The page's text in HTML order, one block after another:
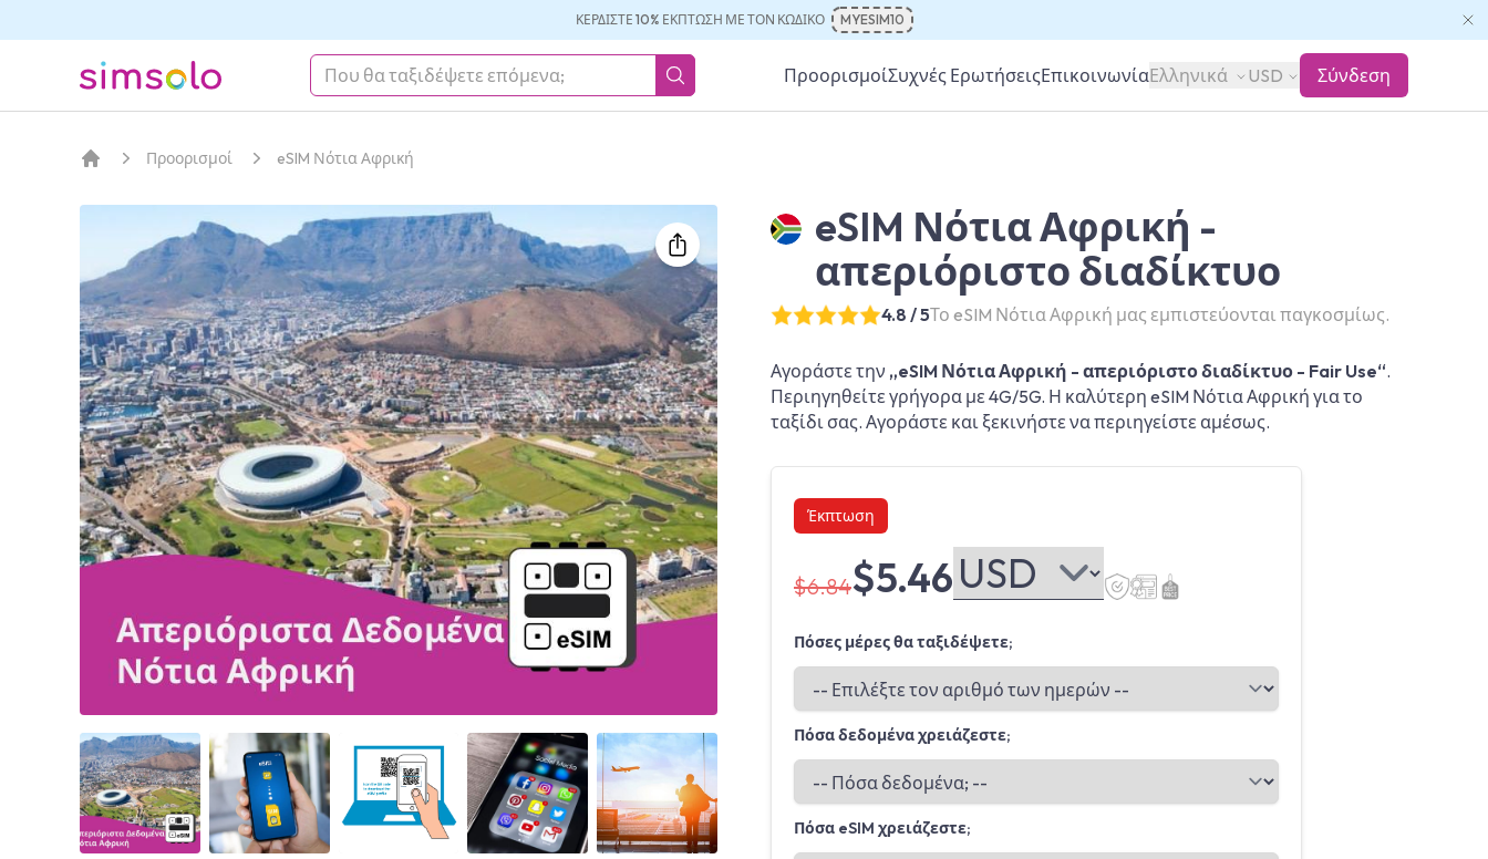
ΚΕΡΔΊΣΤΕ 10% ΈΚΠΤΩΣΗ ΜΕ ΤΟΝ ΚΩΔΙΚΌ MYESIM10
simsolo ΠροορισμοίΣυχνές ΕρωτήσειςΕπικοινωνίαΕλληνικά USD Σύνδεση
Προορισμοί eSIM Νότια Αφρική
Angled view Angled view Angled view Angled view Angled view
eSIM Νότια Αφρική -
απεριόριστο διαδίκτυο
4.8 / 5Το eSIM Νότια Αφρική μας εμπιστεύονται παγκοσμίως.
Αγοράστε την „eSIM Νότια Αφρική - απεριόριστο διαδίκτυο - Fair Use“.
Περιηγηθείτε γρήγορα με 4G/5G. Η καλύτερη eSIM Νότια Αφρική για το
ταξίδι σας. Αγοράστε και ξεκινήστε να περιηγείστε αμέσως.
Έκπτωση
$6.84$5.46
Πόσες μέρες θα ταξιδέψετε;
Πόσα δεδομένα χρειάζεστε;
Πόσα eSIM χρειάζεστε;